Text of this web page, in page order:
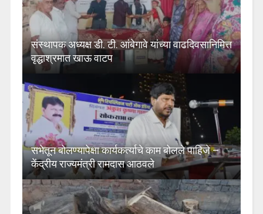
संस्थापक अध्यक्ष डी. टी. आंबेगावे यांच्या वाढदिवसानिमित्त
वृद्धाश्रमात खाऊ वाटप
सभेतून बोलण्यापेक्षा कार्यकर्त्याचे काम बोलले पाहिजे –
केंद्रीय राज्यमंत्री रामदास आठवले